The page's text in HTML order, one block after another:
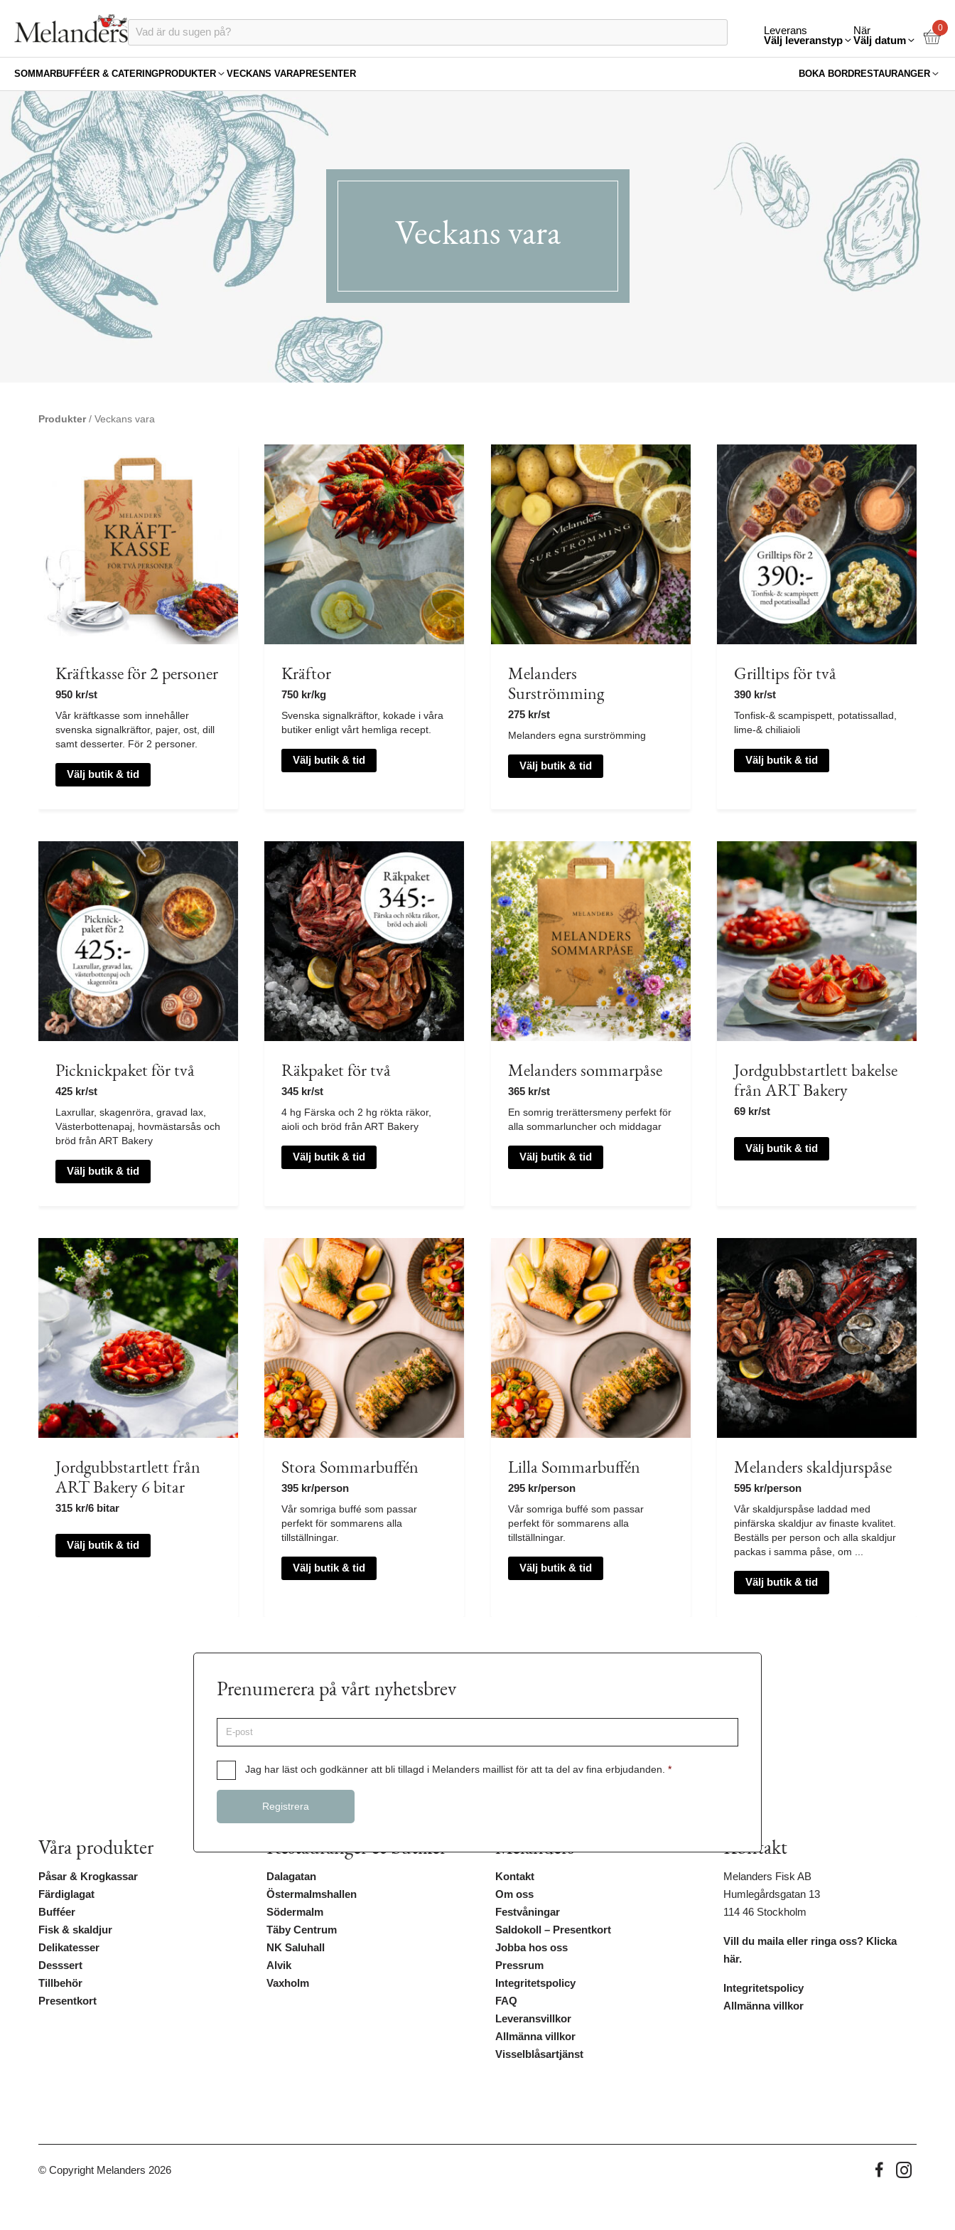
Leverans
Välj leveranstyp
När
Välj datum
0
SOMMARBUFFÉER & CATERINGPRODUKTER VECKANS VARAPRESENTER BOKA BORDRESTAURANGER
Veckans vara
Produkter/ Veckans vara
Kräftkasse för 2 personer
950 kr/st
Vår kräftkasse som innehåller
svenska signalkräftor, pajer, ost, dill
samt desserter. För 2 personer.
Välj butik & tid
Kräftor
750 kr/kg
Svenska signalkräftor, kokade i våra
butiker enligt vårt hemliga recept.
Välj butik & tid
Melanders
Surströmming
275 kr/st
Melanders egna surströmming
Välj butik & tid
Grilltips för två
390 kr/st
Tonfisk-& scampispett, potatissallad,
lime-& chiliaioli
Välj butik & tid
Picknickpaket för två
425 kr/st
Laxrullar, skagenröra, gravad lax,
Västerbottenapaj, hovmästarsås och
bröd från ART Bakery
Välj butik & tid
Räkpaket för två
345 kr/st
4 hg Färska och 2 hg rökta räkor,
aioli och bröd från ART Bakery
Välj butik & tid
Melanders sommarpåse
365 kr/st
En somrig trerättersmeny perfekt för
alla sommarluncher och middagar
Välj butik & tid
Jordgubbstartlett bakelse
från ART Bakery
69 kr/st
Välj butik & tid
Jordgubbstartlett från
ART Bakery 6 bitar
315 kr/6 bitar
Välj butik & tid
Stora Sommarbuffén
395 kr/person
Vår somriga buffé som passar
perfekt för sommarens alla
tillställningar.
Välj butik & tid
Lilla Sommarbuffén
295 kr/person
Vår somriga buffé som passar
perfekt för sommarens alla
tillställningar.
Välj butik & tid
Melanders skaldjurspåse
595 kr/person
Vår skaldjurspåse laddad med
pinfärska skaldjur av finaste kvalitet.
Beställs per person och alla skaldjur
packas i samma påse, om ...
Välj butik & tid
Prenumerera på vårt nyhetsbrev
E-
post
*
Samtycke *
Jag har läst och godkänner att bli tillagd i Melanders maillist för att ta del av fina erbjudanden. *
Våra produkter
Påsar & Krogkassar
Färdiglagat
Bufféer
Fisk & skaldjur
Delikatesser
Desssert
Tillbehör
Presentkort
Restauranger & butiker
Dalagatan
Östermalmshallen
Södermalm
Täby Centrum
NK Saluhall
Alvik
Vaxholm
Melanders
Kontakt
Om oss
Festvåningar
Saldokoll – Presentkort
Jobba hos oss
Pressrum
Integritetspolicy
FAQ
Leveransvillkor
Allmänna villkor
Visselblåsartjänst
Kontakt
Melanders Fisk AB
Humlegårdsgatan 13
114 46 Stockholm
Vill du maila eller ringa oss? Klicka
här.
Integritetspolicy
Allmänna villkor
© Copyright Melanders 2026